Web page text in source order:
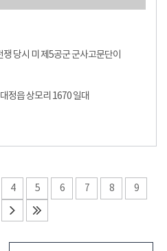
당시 미 제5공군 군사고문단이
정읍 상모리 1670 일대
4 5 6 7 8
9